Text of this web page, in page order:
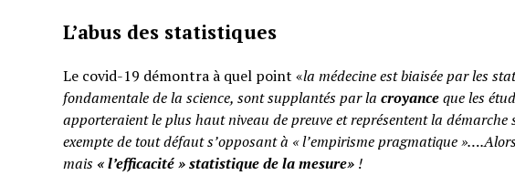
L’abus des statistiques
Le covid-19 démontra à quel point «la médecine est biaisée par les
fondamentale de la science, sont supplantés par la croyanceque les
apporteraient le plus haut niveau de preuve et représentent la démarche
exempte de tout défaut s’opposant à « l’empirisme pragmatique
mais «l’efficacité » statistique de la mesure» !